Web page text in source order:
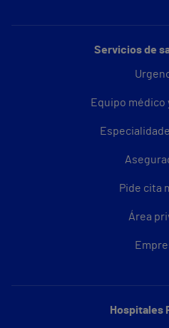
Servicios de
Equipo médico
Pide cita
Área
Hospitales